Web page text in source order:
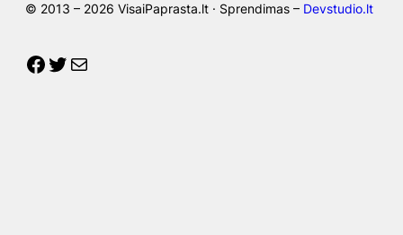
© 2013 – 2026 VisaiPaprasta.lt · Sprendimas – Devstudio.lt
Facebook
Twitter
Mail